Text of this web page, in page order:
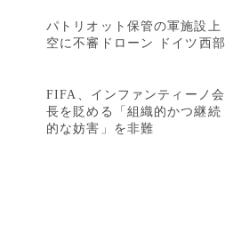
パトリオット保管の軍施設上
空に不審ドローン ドイツ西部
FIFA、インファンティーノ会
長を貶める「組織的かつ継続
的な妨害」を非難